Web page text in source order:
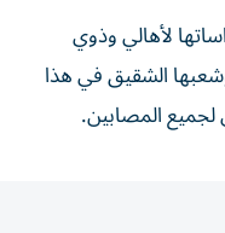
لأهالي وذوي
وشعبها الشقيق في هذا
لجميع المصابين.